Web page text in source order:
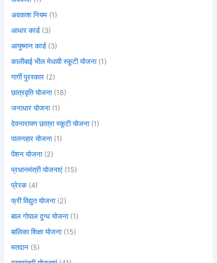
अवकाश नियम (1)
आधार कार्ड(3)
आयुष्मान कार्ड(3)
कालीबाई भील मेधावी स्कूटी योजना(1)
गार्गी पुरस्कार (2)
छात्रवृति योजना(18)
जनाधार योजना(1)
देवनारायण छात्रा स्कूटी योजना(1)
पालनहार योजना(1)
पेंशन योजना(2)
प्रधानमंत्री योजनाएं (15)
प्रेरक(4)
फ्री विद्युत योजना(2)
बाल गोपाल दुग्ध योजना(1)
बालिका शिक्षा योजना(15)
मतदान (5)